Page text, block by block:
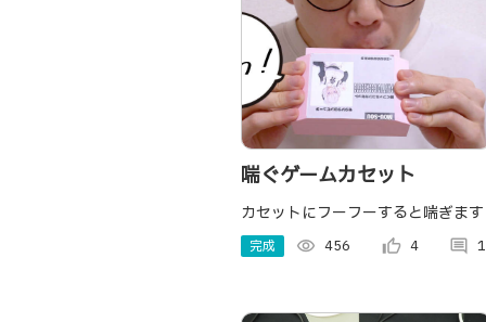
喘ぐゲームカセット
カセットにフーフーすると喘ぎます
完成 visibility 456 thumb_up_alt 4 comment 1